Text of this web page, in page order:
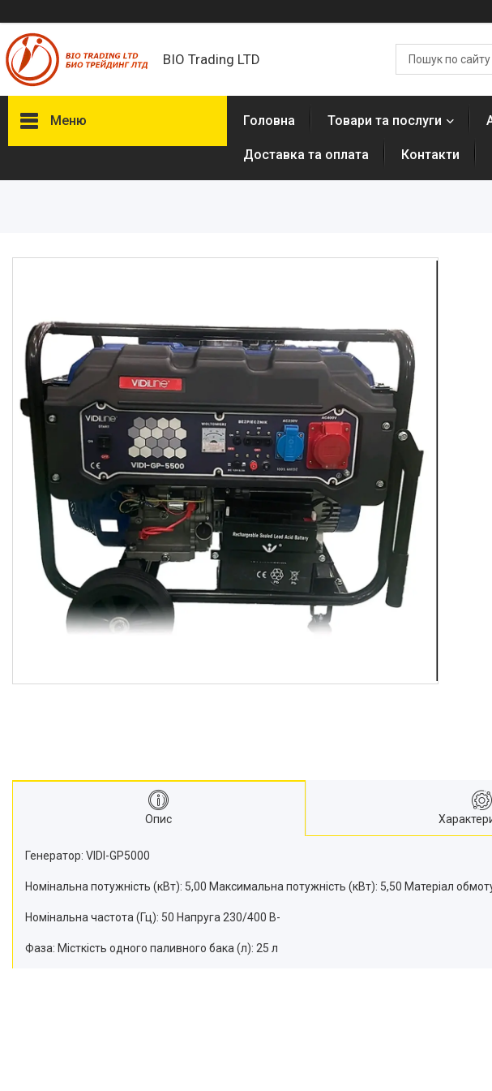
BIO Trading LTD
Меню
Аксесуари з натуральної шкіри
(пітон, крокодил)
Взуття
Екіпірування для полювання та
риболовлі
Засоби приглушення
радіосигналу
Товари з Польщі
Побутова хімія з Європи
Меблеві тканини
Аксесуари для мобільних
телефонів
Чай, кава
Снеки
Парфумерія
Жіночі епілятори
Про нас
Головна Товари та послуги
Доставка та оплата Контакти
Опис
Генератор: VIDI-GP5000
Номінальна потужність (кВт): 5,00 Максимальна потужність (кВт): 5,50 Матеріал
Номінальна частота (Гц): 50 Напруга 230/400 В-
Фаза: Місткість одного паливного бака (л): 25 л